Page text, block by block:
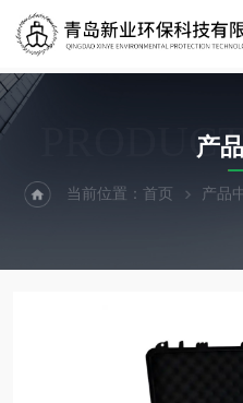
产
当前位置：首页 产品